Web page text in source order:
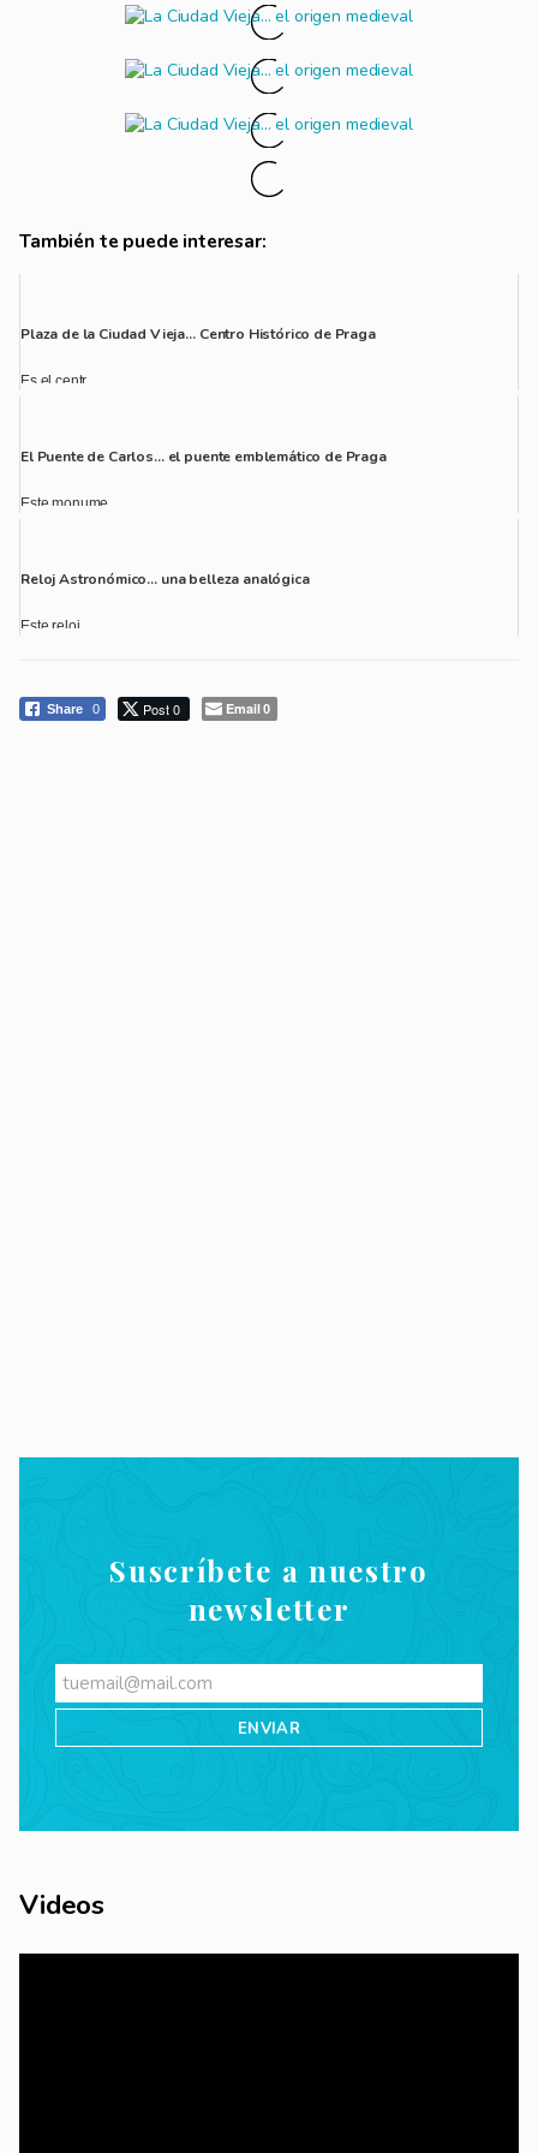
También te puede interesar:
Plaza de la Ciudad Vieja… Centro Histórico de Praga
Es el centr...
El Puente de Carlos… el puente emblemático de Praga
Este monume...
Reloj Astronómico… una belleza analógica
Este reloj ...
Share 0 Post 0 Email0
Suscríbete a nuestro
newsletter
Videos